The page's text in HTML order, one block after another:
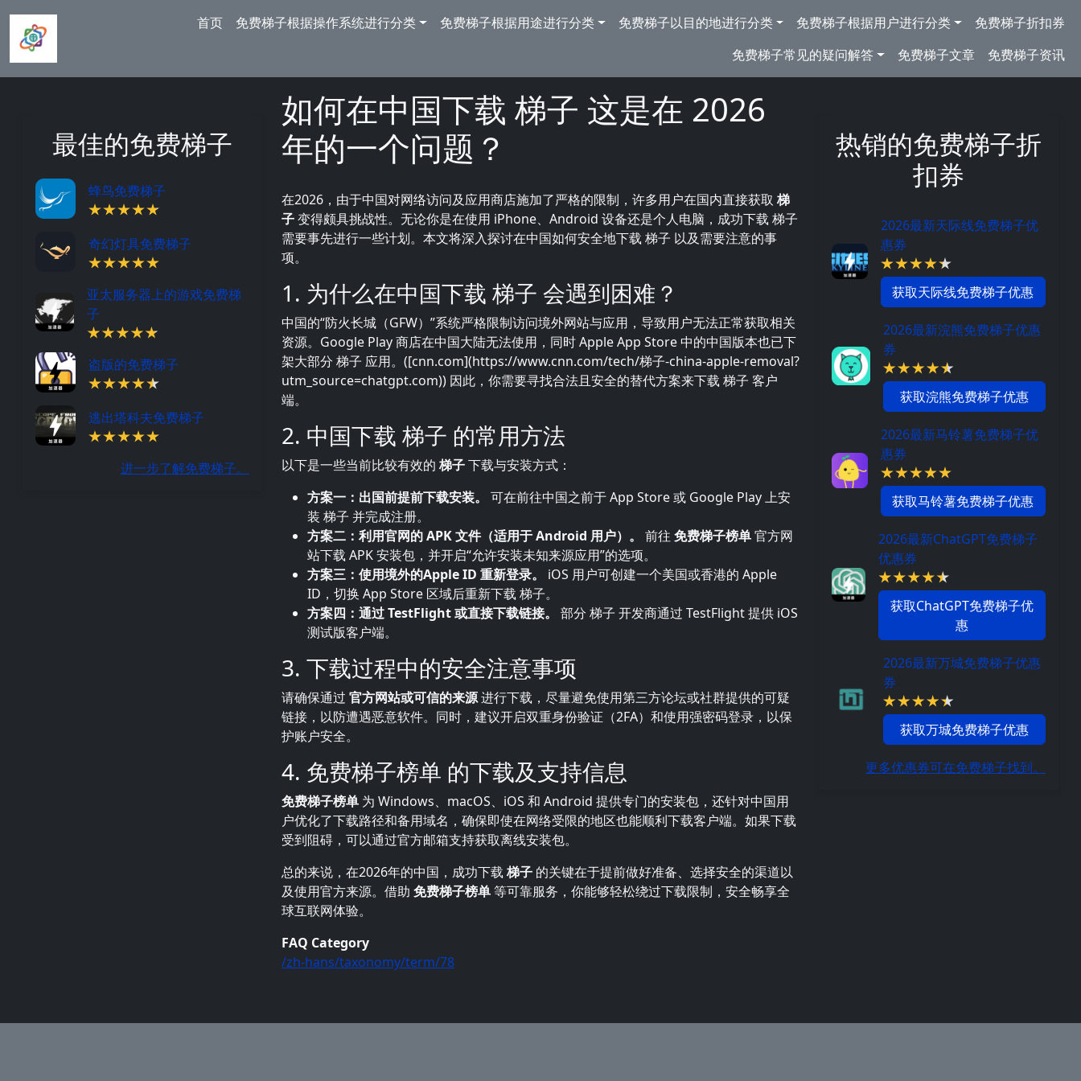
Main navigation
首页 免费梯子根据操作系统进行分类 免费梯子根据用途进行分类 免费梯子以目的地进行分类 免费梯子根据用户进行分类
免费梯子折扣券
免费梯子常见的疑问解答
免费梯子文章 免费梯子资讯
最佳的免费梯子
蜂鸟免费梯子
奇幻灯具免费梯子
亚太服务器上的游戏免费梯
子
盗版的免费梯子
逃出塔科夫免费梯子
进一步了解免费梯子。
如何在中国下载 梯子 这是在 2026
年的一个问题？
在2026，由于中国对网络访问及应用商店施加了严格的限制，许多用户在国内直接获取 梯
子变得颇具挑战性。无论你是在使用 iPhone、Android 设备还是个人电脑，成功下载 梯子
需要事先进行一些计划。本文将深入探讨在中国如何安全地下载 梯子 以及需要注意的事
项。
1. 为什么在中国下载 梯子 会遇到困难？
中国的“防火长城（GFW）”系统严格限制访问境外网站与应用，导致用户无法正常获取相关
资源。Google Play 商店在中国大陆无法使用，同时 Apple App Store 中的中国版本也已下
架大部分 梯子 应用。([cnn.com](https://www.cnn.com/tech/梯子-china-apple-removal?
utm_source=chatgpt.com)) 因此，你需要寻找合法且安全的替代方案来下载 梯子 客户
端。
2. 中国下载 梯子 的常用方法
以下是一些当前比较有效的 梯子下载与安装方式：
方案一：出国前提前下载安装。
可在前往中国之前于 App Store 或 Google Play 上安
装 梯子 并完成注册。
方案二：利用官网的 APK 文件（适用于 Android 用户）。
前往 免费梯子榜单官方网
站下载 APK 安装包，并开启“允许安装未知来源应用”的选项。
方案三：使用境外的Apple ID 重新登录。
iOS 用户可创建一个美国或香港的 Apple
ID，切换 App Store 区域后重新下载 梯子。
方案四：通过 TestFlight 或直接下载链接。
部分 梯子 开发商通过 TestFlight 提供 iOS
测试版客户端。
3. 下载过程中的安全注意事项
请确保通过 官方网站或可信的来源进行下载，尽量避免使用第三方论坛或社群提供的可疑
链接，以防遭遇恶意软件。同时，建议开启双重身份验证（2FA）和使用强密码登录，以保
护账户安全。
4. 免费梯子榜单 的下载及支持信息
免费梯子榜单 为 Windows、macOS、iOS 和 Android 提供专门的安装包，还针对中国用
户优化了下载路径和备用域名，确保即使在网络受限的地区也能顺利下载客户端。如果下载
受到阻碍，可以通过官方邮箱支持获取离线安装包。
总的来说，在2026年的中国，成功下载 梯子 的关键在于提前做好准备、选择安全的渠道以
及使用官方来源。借助 免费梯子榜单等可靠服务，你能够轻松绕过下载限制，安全畅享全
球互联网体验。
FAQ Category
/zh-hans/taxonomy/term/78
热销的免费梯子折
扣券
2026最新天际线免费梯子优
惠券
获取天际线免费梯子优惠
2026最新浣熊免费梯子优惠
券
获取浣熊免费梯子优惠
2026最新马铃薯免费梯子优
惠券
获取马铃薯免费梯子优惠
2026最新ChatGPT免费梯子
优惠券
获取ChatGPT免费梯子优
惠
2026最新万城免费梯子优惠
券
获取万城免费梯子优惠
更多优惠券可在免费梯子找到。